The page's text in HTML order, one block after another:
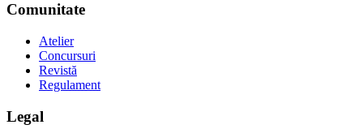
Comunitate
Atelier
Concursuri
Revistă
Regulament
Legal